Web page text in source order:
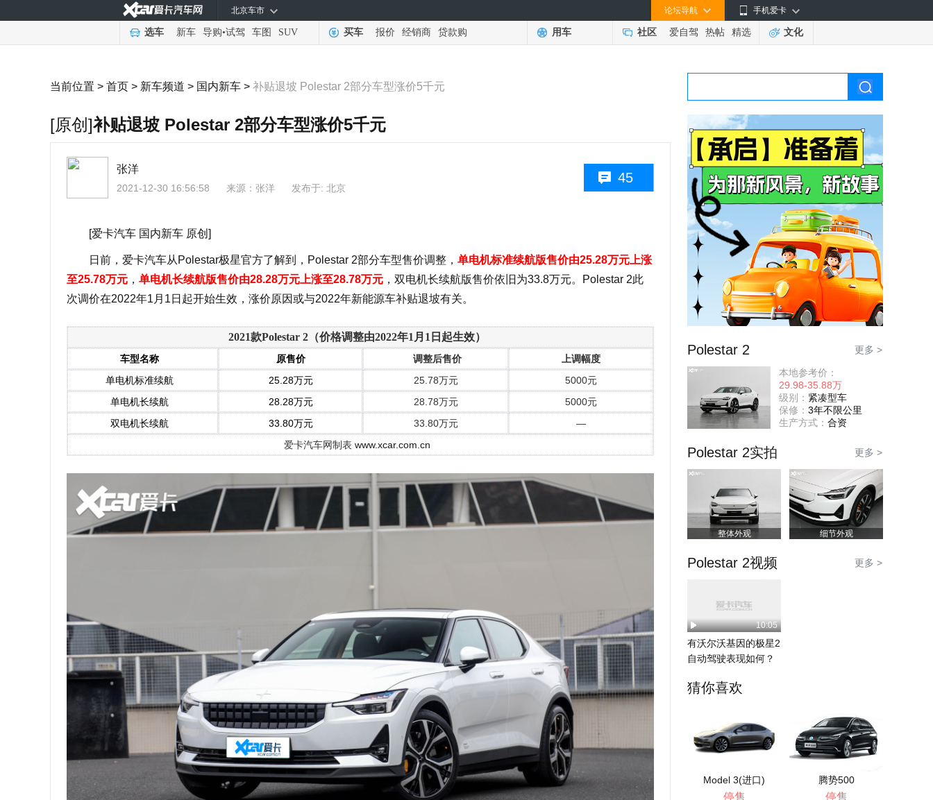
手机爱卡
论坛导航
北京车市
选车 新车 导购•试驾 车图 SUV 买车 报价 经销商 贷款购 用车 社区 爱自驾 热帖 精选 文化
当前位置 > 首页 > 新车频道 > 国内新车 > 补贴退坡 Polestar 2部分车型涨价5千元
[原创]补贴退坡 Polestar 2部分车型涨价5千元
45
张洋
2021-12-30 16:56:58 来源： 张洋 发布于: 北京
[爱卡汽车 国内新车 原创]
日前，爱卡汽车从Polestar极星官方了解到，Polestar 2部分车型售价调整， 单电机标准续航版售价由25.28万元上涨
至25.78万元 ， 单电机长续航版售价由28.28万元上涨至28.78万元 ，双电机长续航版售价依旧为33.8万元。Polestar 2此
次调价在2022年1月1日起开始生效，涨价原因或与2022年新能源车补贴退坡有关。
2021款Polestar 2（价格调整由2022年1月1日起生效）
车型名称 原售价 调整后售价
上调幅度
单电机标准续航
25.28万元 25.78万元
5000元
单电机长续航
28.28万元 28.78万元
5000元
双电机长续航
33.80万元 33.80万元
—
爱卡汽车网制表 www.xcar.com.cn
Polestar 2 更多 >
本地参考价：
29.98-35.88万
级别： 紧凑型车
保修： 3年不限公里
生产方式： 合资
Polestar 2实拍 更多 >
整体外观 细节外观
Polestar 2视频 更多 >
10:05
有沃尔沃基因的极星2
自动驾驶表现如何？
猜你喜欢
Model 3(进口)
停售
腾势500
停售